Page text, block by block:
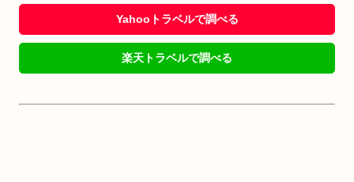
Yahooトラベルで調べる
楽天トラベルで調べる